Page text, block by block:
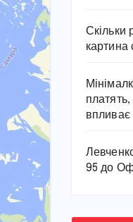
Скільки
картина
впливає
95 до